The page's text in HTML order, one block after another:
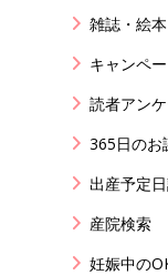
雑誌・絵
キャンペ
読者アン
365日のお
出産予定
産院検索
妊娠中の